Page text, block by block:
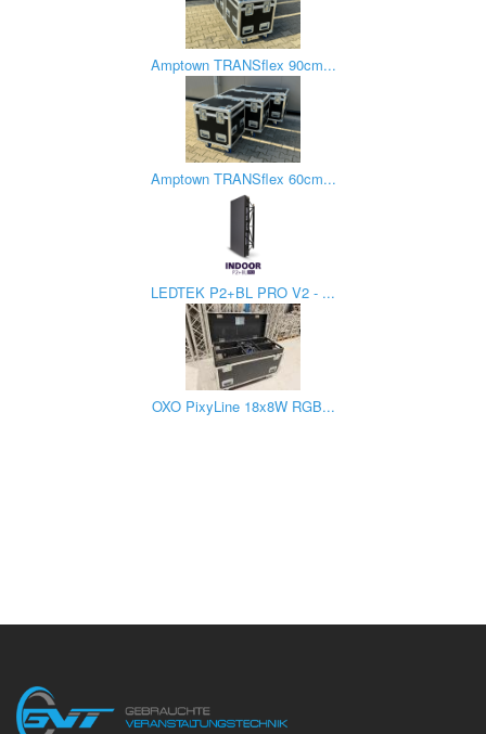
Amptown TRANSflex 90cm...
Amptown TRANSflex 60cm...
LEDTEK P2+BL PRO V2 - ...
OXO PixyLine 18x8W RGB...